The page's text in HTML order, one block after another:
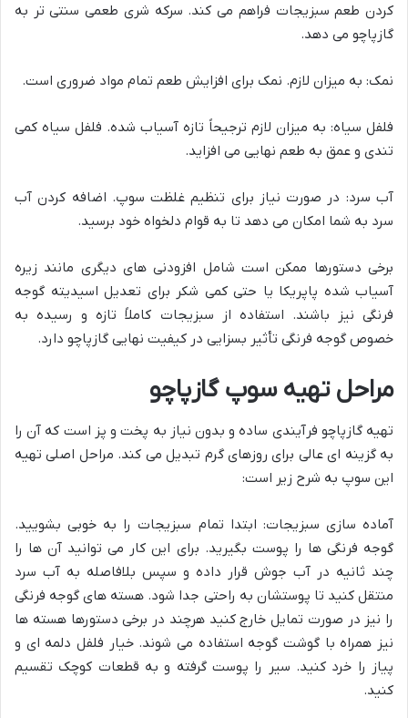
کردن طعم سبزیجات فراهم می کند. سرکه شری طعمی سنتی تر به
گازپاچو می دهد.
نمک: به میزان لازم. نمک برای افزایش طعم تمام مواد ضروری است.
فلفل سیاه: به میزان لازم ترجیحاً تازه آسیاب شده. فلفل سیاه کمی
تندی و عمق به طعم نهایی می افزاید.
آب سرد: در صورت نیاز برای تنظیم غلظت سوپ. اضافه کردن آب
سرد به شما امکان می دهد تا به قوام دلخواه خود برسید.
برخی دستورها ممکن است شامل افزودنی های دیگری مانند زیره
آسیاب شده پاپریکا یا حتی کمی شکر برای تعدیل اسیدیته گوجه
فرنگی نیز باشند. استفاده از سبزیجات کاملاً تازه و رسیده به
خصوص گوجه فرنگی تأثیر بسزایی در کیفیت نهایی گازپاچو دارد.
مراحل تهیه سوپ گازپاچو
تهیه گازپاچو فرآیندی ساده و بدون نیاز به پخت و پز است که آن را
به گزینه ای عالی برای روزهای گرم تبدیل می کند. مراحل اصلی تهیه
این سوپ به شرح زیر است:
آماده سازی سبزیجات: ابتدا تمام سبزیجات را به خوبی بشویید.
گوجه فرنگی ها را پوست بگیرید. برای این کار می توانید آن ها را
چند ثانیه در آب جوش قرار داده و سپس بلافاصله به آب سرد
منتقل کنید تا پوستشان به راحتی جدا شود. هسته های گوجه فرنگی
را نیز در صورت تمایل خارج کنید هرچند در برخی دستورها هسته ها
نیز همراه با گوشت گوجه استفاده می شوند. خیار فلفل دلمه ای و
پیاز را خرد کنید. سیر را پوست گرفته و به قطعات کوچک تقسیم
کنید.